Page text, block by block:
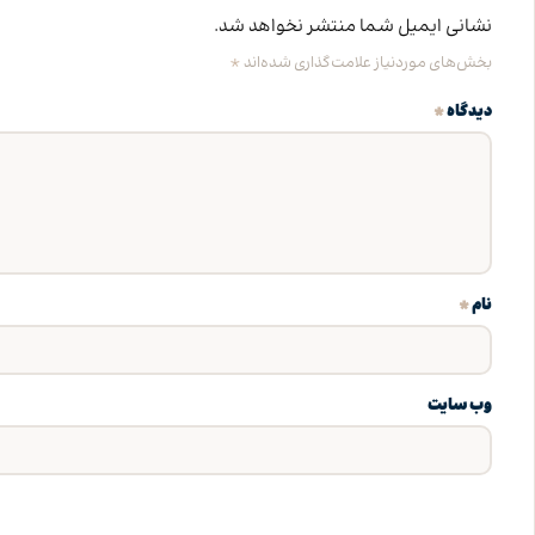
نشانی ایمیل شما منتشر نخواهد شد.
بخش‌های موردنیاز علامت‌گذاری شده‌اند*
دیدگاه*
نام*
وب‌ سایت